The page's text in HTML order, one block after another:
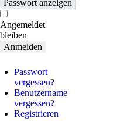
Passwort anzeigen
Angemeldet
bleiben
Anmelden
Passwort
vergessen?
Benutzername
vergessen?
Registrieren